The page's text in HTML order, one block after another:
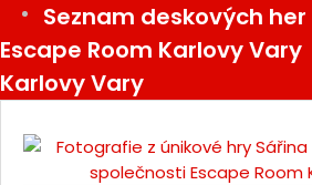
Seznam deskových her
Escape Room Karlovy Vary
Karlovy Vary